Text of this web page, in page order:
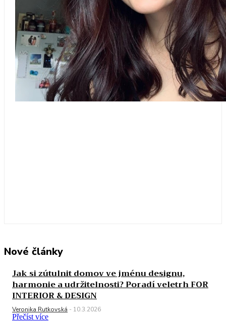
Nové články
Jak si zútulnit domov ve jménu designu,
harmonie a udržitelnosti? Poradí veletrh FOR
INTERIOR & DESIGN
Veronika Rutkovská - 10.3.2026
Přečíst více